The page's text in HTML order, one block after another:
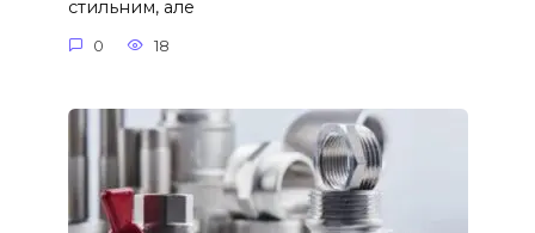
стильним, але
0 18